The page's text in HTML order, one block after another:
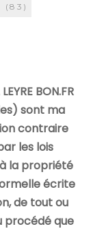
(83)
BON.FR
sont ma
contraire
les lois
la propriété
écrite
de tout ou
procédé que